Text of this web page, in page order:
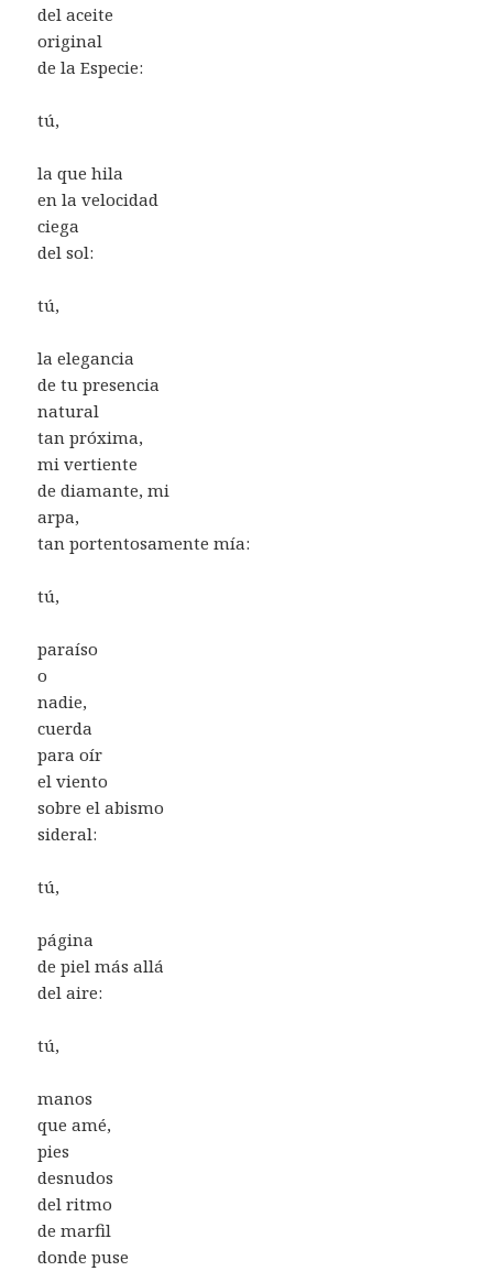
del aceite
original
de la Especie:
tú,
la que hila
en la velocidad
ciega
del sol:
tú,
la elegancia
de tu presencia
natural
tan próxima,
mi vertiente
de diamante, mi
arpa,
tan portentosamente mía:
tú,
paraíso
o
nadie,
cuerda
para oír
el viento
sobre el abismo
sideral:
tú,
página
de piel más allá
del aire:
tú,
manos
que amé,
pies
desnudos
del ritmo
de marfil
donde puse